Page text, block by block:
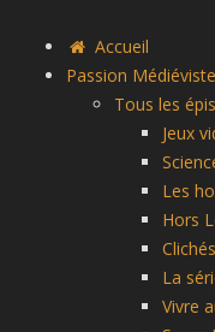
Accueil
Passion
Tous les
Jeux
Les
Hors
La
Vivre